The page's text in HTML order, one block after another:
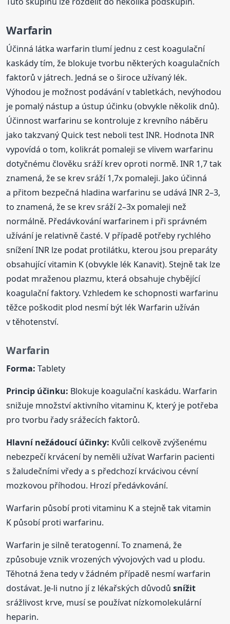
Warfarin
Účinná látka warfarin tlumí jednu z cest koagulační
kaskády tím, že blokuje tvorbu některých koagulačních
faktorů v játrech. Jedná se o široce užívaný lék.
Výhodou je možnost podávání v tabletkách, nevýhodou
je pomalý nástup a ústup účinku (obvykle několik dnů).
Účinnost warfarinu se kontroluje z krevního náběru
jako takzvaný Quick test neboli test INR. Hodnota INR
vypovídá o tom, kolikrát pomaleji se vlivem warfarinu
dotyčnému člověku sráží krev oproti normě. INR 1,7 tak
znamená, že se krev sráží 1,7x pomaleji. Jako účinná
a přitom bezpečná hladina warfarinu se udává INR 2–3,
to znamená, že se krev sráží 2–3x pomaleji než
normálně. Předávkování warfarinem i při správném
užívání je relativně časté. V případě potřeby rychlého
snížení INR lze podat protilátku, kterou jsou preparáty
obsahující vitamin K (obvykle lék Kanavit). Stejně tak lze
podat mraženou plazmu, která obsahuje chybějící
koagulační faktory. Vzhledem ke schopnosti warfarinu
těžce poškodit plod nesmí být lék Warfarin užíván
v těhotenství.
Warfarin
Forma: Tablety
Princip účinku: Blokuje koagulační kaskádu. Warfarin
snižuje množství aktivního vitaminu K, který je potřeba
pro tvorbu řady srážecích faktorů.
Hlavní nežádoucí účinky: Kvůli celkově zvýšenému
nebezpečí krvácení by neměli užívat Warfarin pacienti
s žaludečními vředy a s předchozí krvácivou cévní
mozkovou příhodou. Hrozí předávkování.
Warfarin působí proti vitaminu K a stejně tak vitamin
K působí proti warfarinu.
Warfarin je silně teratogenní. To znamená, že
způsobuje vznik vrozených vývojových vad u plodu.
Těhotná žena tedy v žádném případě nesmí warfarin
dostávat. Je-li nutno jí z lékařských důvodůsnížit
srážlivost krve, musí se používat nízkomolekulární
heparin.